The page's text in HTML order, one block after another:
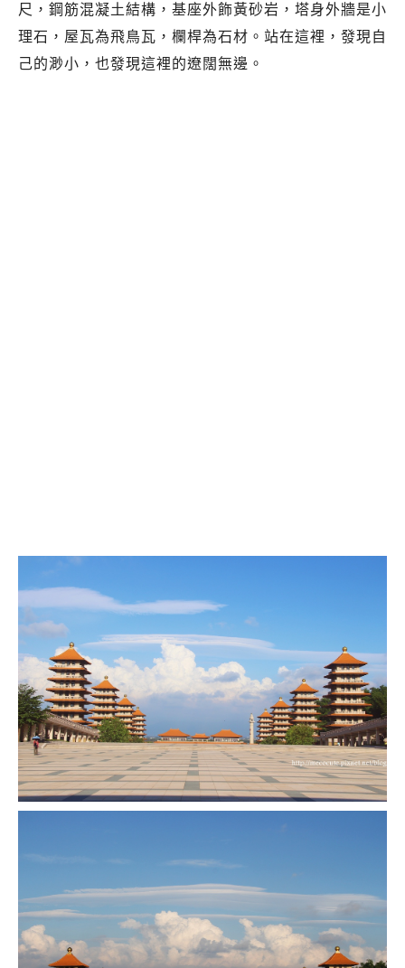
尺，鋼筋混凝土結構，基座外飾黃砂岩，塔身外牆是小
理石，屋瓦為飛鳥瓦，欄桿為石材。站在這裡，發現自
己的渺小，也發現這裡的遼闊無邊。